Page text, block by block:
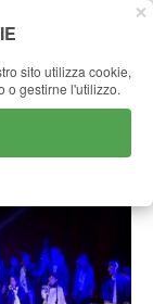
sito utilizza cookie,
o gestirne l'utilizzo.